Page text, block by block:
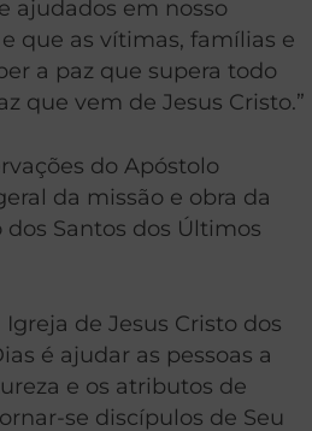
ajudados em nosso
que as vítimas, famílias e
a paz que supera todo
que vem de Jesus Cristo.”
do Apóstolo
da missão e obra da
dos Santos dos Últimos
de Jesus Cristo dos
é ajudar as pessoas a
e os atributos de
se discípulos de Seu